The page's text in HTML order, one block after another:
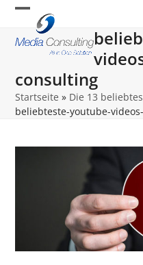
Skip
content
Open
mobile
Close
mobile
consulting
Startseite » Die 13
beliebteste-youtube-